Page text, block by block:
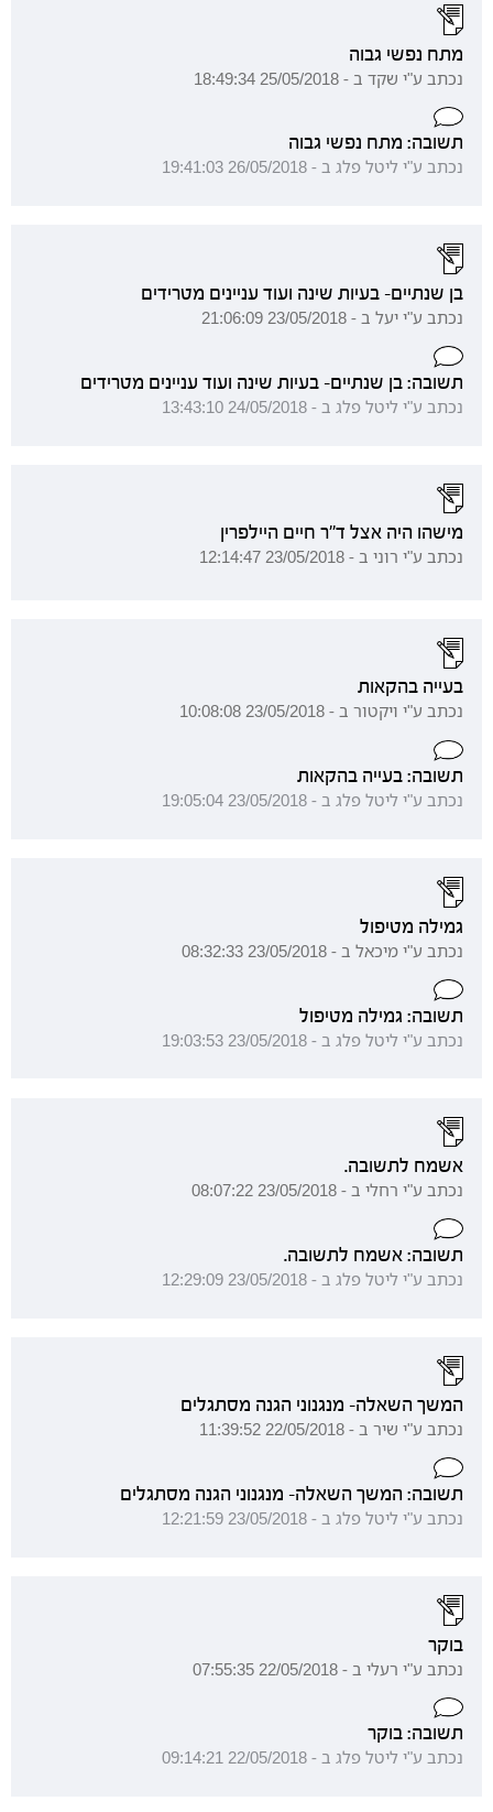
מתח נפשי גבוה
נכתב ע"י שקד ב - 25/05/2018 18:49:34
תשובה: מתח נפשי גבוה
נכתב ע"י ליטל פלג ב - 26/05/2018 19:41:03
בן שנתיים- בעיות שינה ועוד עניינים מטרידים
נכתב ע"י יעל ב - 23/05/2018 21:06:09
תשובה: בן שנתיים- בעיות שינה ועוד עניינים מטרידים
נכתב ע"י ליטל פלג ב - 24/05/2018 13:43:10
מישהו היה אצל ד"ר חיים היילפרין
נכתב ע"י רוני ב - 23/05/2018 12:14:47
בעייה בהקאות
נכתב ע"י ויקטור ב - 23/05/2018 10:08:08
תשובה: בעייה בהקאות
נכתב ע"י ליטל פלג ב - 23/05/2018 19:05:04
גמילה מטיפול
נכתב ע"י מיכאל ב - 23/05/2018 08:32:33
תשובה: גמילה מטיפול
נכתב ע"י ליטל פלג ב - 23/05/2018 19:03:53
אשמח לתשובה.
נכתב ע"י רחלי ב - 23/05/2018 08:07:22
תשובה: אשמח לתשובה.
נכתב ע"י ליטל פלג ב - 23/05/2018 12:29:09
המשך השאלה- מנגנוני הגנה מסתגלים
נכתב ע"י שיר ב - 22/05/2018 11:39:52
תשובה: המשך השאלה- מנגנוני הגנה מסתגלים
נכתב ע"י ליטל פלג ב - 23/05/2018 12:21:59
בוקר
נכתב ע"י רעלי ב - 22/05/2018 07:55:35
תשובה: בוקר
נכתב ע"י ליטל פלג ב - 22/05/2018 09:14:21